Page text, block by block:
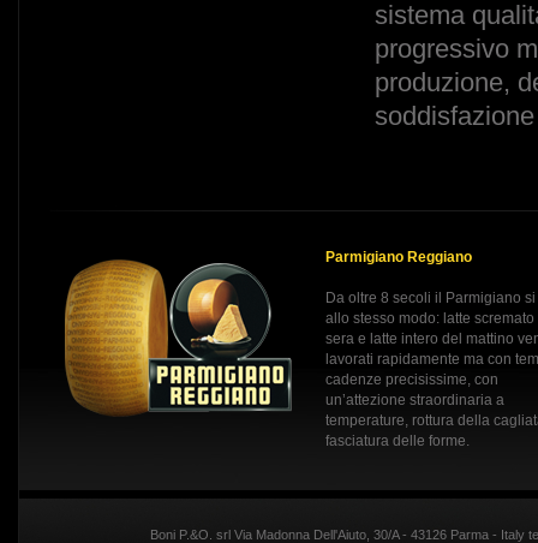
sistema
progressivo
produzione,
Parmigiano Reggiano
Da oltre 8 secoli il Parmigiano si
allo stesso modo: latte scremato
sera e latte intero del mattino
lavorati rapidamente ma con
cadenze precisissime, con
un’attezione straordinaria a
temperature, rottura della
fasciatura delle forme.
Boni P.&O. srl Via Madonna Dell'Aiuto, 30/A - 43126 Parma - Italy